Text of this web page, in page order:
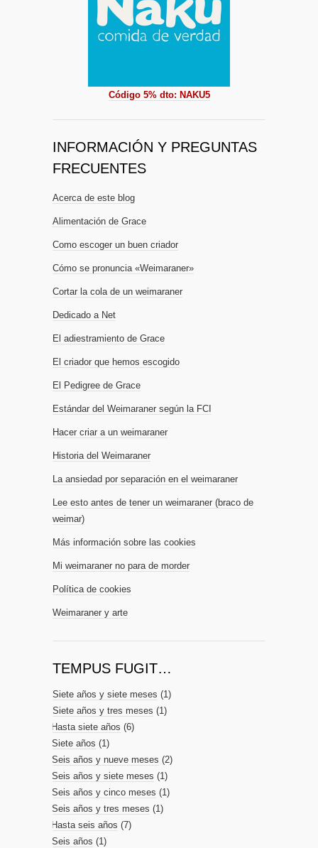
Código 5% dto: NAKU5
INFORMACIÓN Y PREGUNTAS
FRECUENTES
Acerca de este blog
Alimentación de Grace
Como escoger un buen criador
Cómo se pronuncia «Weimaraner»
Cortar la cola de un weimaraner
Dedicado a Net
El adiestramiento de Grace
El criador que hemos escogido
El Pedigree de Grace
Estándar del Weimaraner según la FCI
Hacer criar a un weimaraner
Historia del Weimaraner
La ansiedad por separación en el weimaraner
Lee esto antes de tener un weimaraner (braco de
weimar)
Más información sobre las cookies
Mi weimaraner no para de morder
Política de cookies
Weimaraner y arte
TEMPUS FUGIT…
Siete años y siete meses (1)
Siete años y tres meses (1)
Hasta siete años (6)
Siete años (1)
Seis años y nueve meses (2)
Seis años y siete meses (1)
Seis años y cinco meses (1)
Seis años y tres meses (1)
Hasta seis años (7)
Seis años (1)